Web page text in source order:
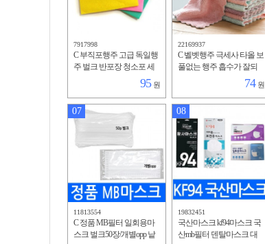
7917998
C 부직포행주 고급 독일행
주 벌크 반포장 청소포 세
차 수건 타올 천연펄프 모
델하우스 아파트분양 판촉
95 원
22169937
C 벨벳행주 극세사 타올 보
풀없는 행주 흡수가 잘되
는 청소포 세차 주방용 걸
74 원
07
11813554
C 정품 MB필터 일회용마
스크 벌크50장/개별opp 낱
08
19832451
국산마스크 kf94마스크 국
산mb필터 덴탈마스크 대